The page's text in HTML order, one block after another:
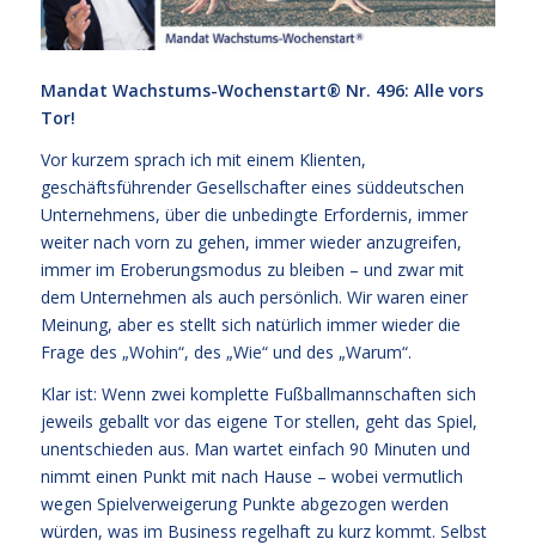
Mandat Wachstums-Wochenstart® Nr. 496: Alle vors
Tor!
Vor kurzem sprach ich mit einem Klienten,
geschäftsführender Gesellschafter eines süddeutschen
Unternehmens, über die unbedingte Erfordernis, immer
weiter nach vorn zu gehen, immer wieder anzugreifen,
immer im Eroberungsmodus zu bleiben – und zwar mit
dem Unternehmen als auch persönlich. Wir waren einer
Meinung, aber es stellt sich natürlich immer wieder die
Frage des „Wohin“, des „Wie“ und des „Warum“.
Klar ist: Wenn zwei komplette Fußballmannschaften sich
jeweils geballt vor das eigene Tor stellen, geht das Spiel,
unentschieden aus. Man wartet einfach 90 Minuten und
nimmt einen Punkt mit nach Hause – wobei vermutlich
wegen Spielverweigerung Punkte abgezogen werden
würden, was im Business regelhaft zu kurz kommt. Selbst